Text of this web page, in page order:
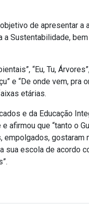
de apresentar a
a Sustentabilidade,
“Eu, Tu,
e “De onde vem,
etárias.
e da Educação
afirmou que “tanto o
gostaram
sua escola de acordo